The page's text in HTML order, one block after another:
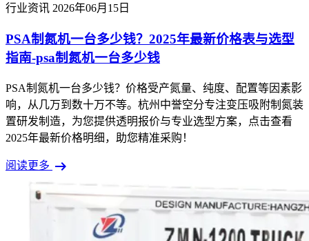
行业资讯 2026年06月15日
PSA制氮机一台多少钱？2025年最新价格表与选型
指南-psa制氮机一台多少钱
PSA制氮机一台多少钱？价格受产氮量、纯度、配置等因素影
响，从几万到数十万不等。杭州中誉空分专注变压吸附制氮装
置研发制造，为您提供透明报价与专业选型方案，点击查看
2025年最新价格明细，助您精准采购！
阅读更多 arrow_right_alt